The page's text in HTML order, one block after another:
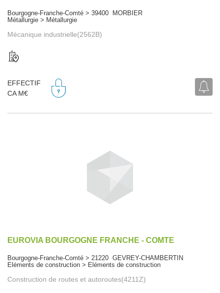
Bourgogne-Franche-Comté > 39400 MORBIER
Métallurgie > Métallurgie
Mécanique industrielle(2562B)
EFFECTIF
CA M€
EUROVIA BOURGOGNE FRANCHE - COMTE
Bourgogne-Franche-Comté > 21220 GEVREY-CHAMBERTIN
Eléments de construction > Eléments de construction
Construction de routes et autoroutes(4211Z)